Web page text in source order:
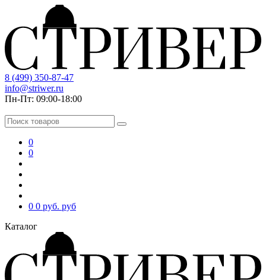
8 (499) 350-87-47
info@striwer.ru
Пн-Пт: 09:00-18:00
0
0
0 0 руб. руб
Каталог